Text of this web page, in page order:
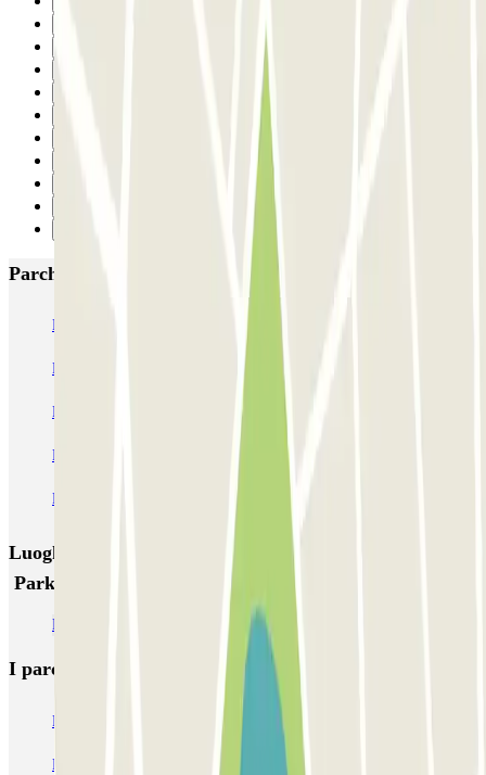
Parcheggi più popolari a Rotterdam
ParkBee Arrivals ParkBee Botersloot
ParkBee Groot Handelsgebouw P1
ParkBee Groot Handelsgebouw P2 ParkBee Oostplein
ParkBee Prins Alexanderplein B ParkBee Tiendplein
ParkBee Wijnstraat 100 Q-Park Weena
Luoghi ed eventi che potrebbero interessarti vicino a
ParkBee Arrivals
Parcheggi all’Aeroporto di Rotterdam - L'Aia (RTM)
I parcheggi
Parcheggio Venezia Parcheggio Piazzale Roma Venezia
Parcheggio Roma Parcheggio Milano